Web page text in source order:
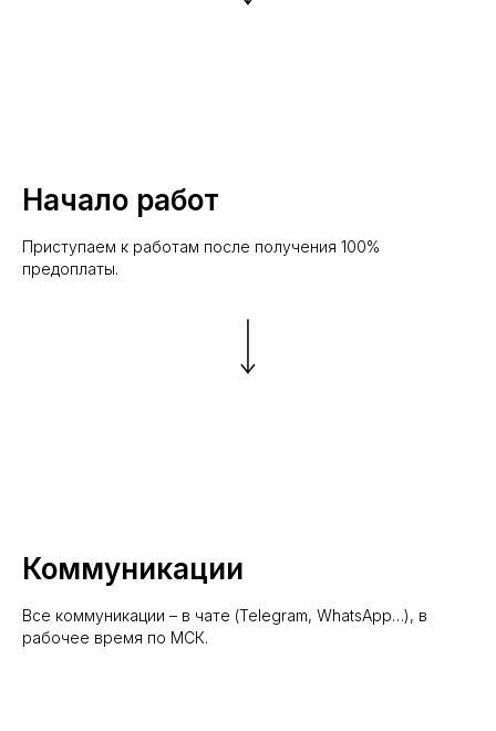
Начало работ
Приступаем к работам после получения 100%
предоплаты.
Коммуникации
Все коммуникации – в чате (Telegram, WhatsApp…), в
рабочее время по МСК.